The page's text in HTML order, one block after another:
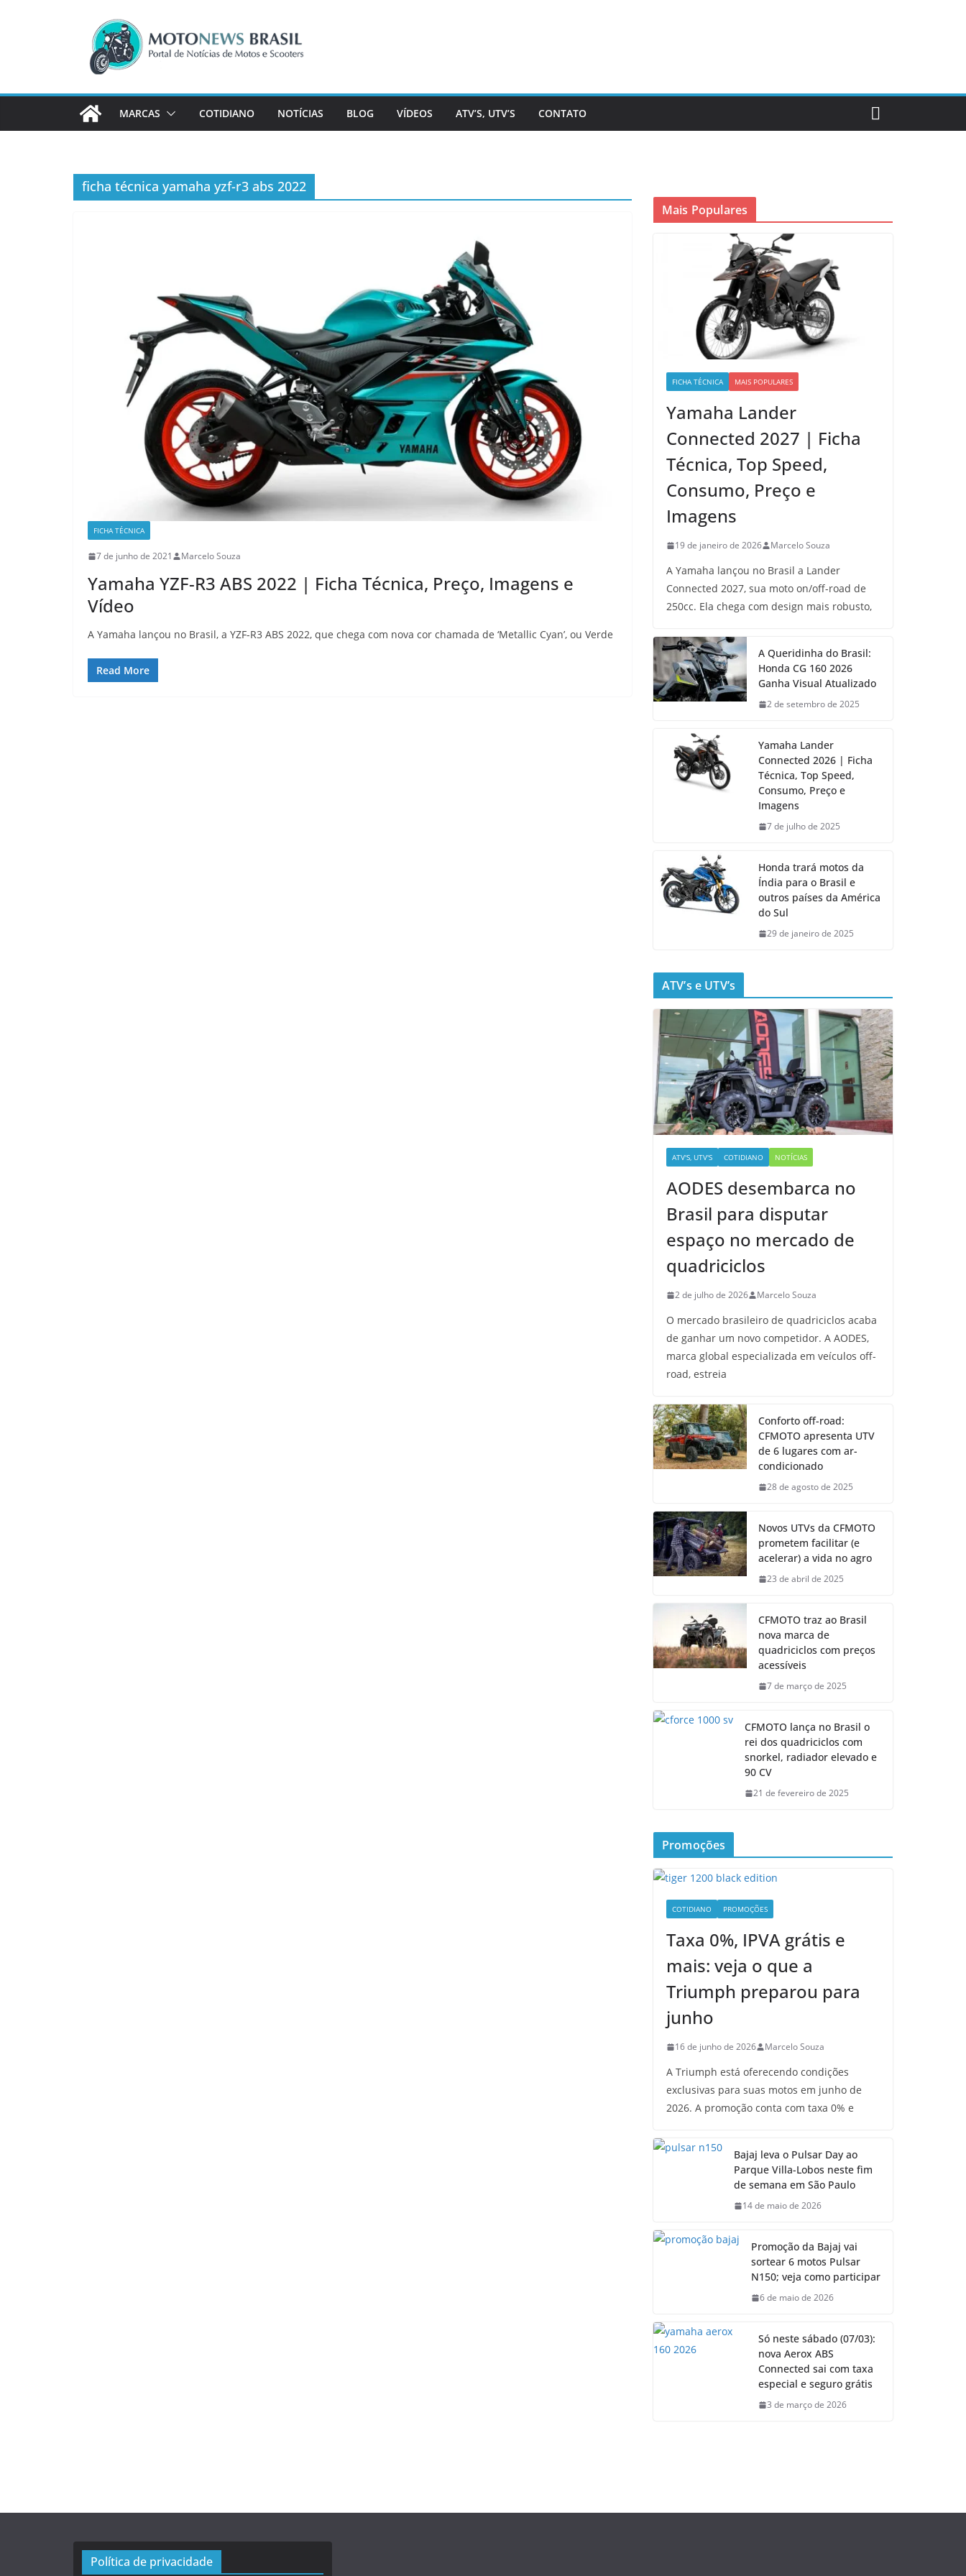
MARCAS COTIDIANO NOTÍCIAS BLOG VÍDEOS ATV’S, UTV’S CONTATO
ficha técnica yamaha yzf-r3 abs 2022
FICHA TÉCNICA
7 de junho de 2021 Marcelo Souza
Yamaha YZF-R3 ABS 2022 | Ficha Técnica, Preço, Imagens e
Vídeo
A Yamaha lançou no Brasil, a YZF-R3 ABS 2022, que chega com nova cor chamada de ‘Metallic Cyan’, ou Verde
Read More
Mais Populares
FICHA TÉCNICA MAIS POPULARES
Yamaha Lander
Connected 2027 | Ficha
Técnica, Top Speed,
Consumo, Preço e
Imagens
19 de janeiro de 2026 Marcelo Souza
A Yamaha lançou no Brasil a Lander
Connected 2027, sua moto on/off-road de
250cc. Ela chega com design mais robusto,
A Queridinha do Brasil:
Honda CG 160 2026
Ganha Visual Atualizado
2 de setembro de 2025
Yamaha Lander
Connected 2026 | Ficha
Técnica, Top Speed,
Consumo, Preço e
Imagens
7 de julho de 2025
Honda trará motos da
Índia para o Brasil e
outros países da América
do Sul
29 de janeiro de 2025
ATV’s e UTV’s
ATV'S, UTV'S COTIDIANO NOTÍCIAS
AODES desembarca no
Brasil para disputar
espaço no mercado de
quadriciclos
2 de julho de 2026 Marcelo Souza
O mercado brasileiro de quadriciclos acaba
de ganhar um novo competidor. A AODES,
marca global especializada em veículos off-
road, estreia
Conforto off-road:
CFMOTO apresenta UTV
de 6 lugares com ar-
condicionado
28 de agosto de 2025
Novos UTVs da CFMOTO
prometem facilitar (e
acelerar) a vida no agro
23 de abril de 2025
CFMOTO traz ao Brasil
nova marca de
quadriciclos com preços
acessíveis
7 de março de 2025
CFMOTO lança no Brasil o
rei dos quadriciclos com
snorkel, radiador elevado e
90 CV
21 de fevereiro de 2025
Promoções
COTIDIANO PROMOÇÕES
Taxa 0%, IPVA grátis e
mais: veja o que a
Triumph preparou para
junho
16 de junho de 2026 Marcelo Souza
A Triumph está oferecendo condições
exclusivas para suas motos em junho de
2026. A promoção conta com taxa 0% e
Bajaj leva o Pulsar Day ao
Parque Villa-Lobos neste fim
de semana em São Paulo
14 de maio de 2026
Promoção da Bajaj vai
sortear 6 motos Pulsar
N150; veja como participar
6 de maio de 2026
Só neste sábado (07/03):
nova Aerox ABS
Connected sai com taxa
especial e seguro grátis
3 de março de 2026
Política de privacidade